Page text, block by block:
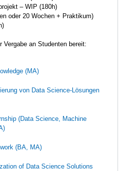
– WIP (180h)
oder 20 Wochen + Praktikum)
Vergabe an Studenten bereit:
(MA)
von Data Science-Lösungen
(Data Science, Machine
(BA, MA)
of Data Science Solutions